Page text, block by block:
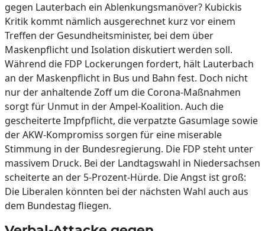
gegen Lauterbach ein Ablenkungsmanöver? Kubickis
Kritik kommt nämlich ausgerechnet kurz vor einem
Treffen der Gesundheitsminister, bei dem über
Maskenpflicht und Isolation diskutiert werden soll.
Während die FDP Lockerungen fordert, hält Lauterbach
an der Maskenpflicht in Bus und Bahn fest. Doch nicht
nur der anhaltende Zoff um die Corona-Maßnahmen
sorgt für Unmut in der Ampel-Koalition. Auch die
gescheiterte Impfpflicht, die verpatzte Gasumlage sowie
der AKW-Kompromiss sorgen für eine miserable
Stimmung in der Bundesregierung. Die FDP steht unter
massivem Druck. Bei der Landtagswahl in Niedersachsen
scheiterte an der 5-Prozent-Hürde. Die Angst ist groß:
Die Liberalen könnten bei der nächsten Wahl auch aus
dem Bundestag fliegen.